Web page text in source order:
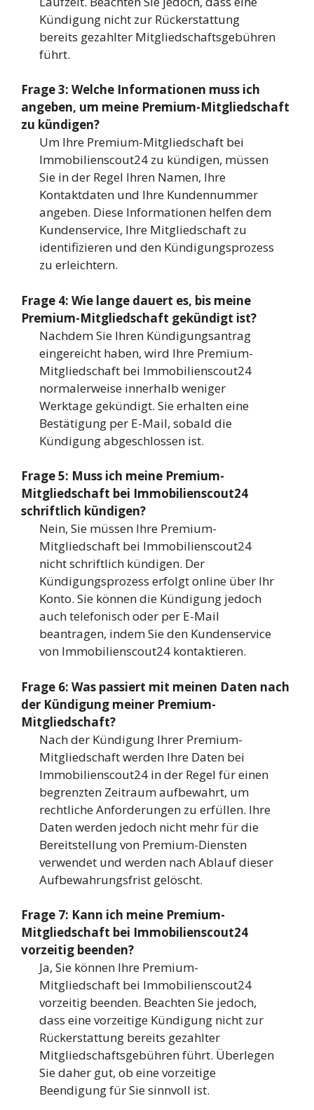
Kündigung nicht zur Rückerstattung
bereits gezahlter Mitgliedschaftsgebühren
führt.
Frage 3: Welche Informationen muss ich
angeben, um meine Premium-Mitgliedschaft
zu kündigen?
Um Ihre Premium-Mitgliedschaft bei
Immobilienscout24 zu kündigen, müssen
Sie in der Regel Ihren Namen, Ihre
Kontaktdaten und Ihre Kundennummer
angeben. Diese Informationen helfen dem
Kundenservice, Ihre Mitgliedschaft zu
identifizieren und den Kündigungsprozess
zu erleichtern.
Frage 4: Wie lange dauert es, bis meine
Premium-Mitgliedschaft gekündigt ist?
Nachdem Sie Ihren Kündigungsantrag
eingereicht haben, wird Ihre Premium-
Mitgliedschaft bei Immobilienscout24
normalerweise innerhalb weniger
Werktage gekündigt. Sie erhalten eine
Bestätigung per E-Mail, sobald die
Kündigung abgeschlossen ist.
Frage 5: Muss ich meine Premium-
Mitgliedschaft bei Immobilienscout24
schriftlich kündigen?
Nein, Sie müssen Ihre Premium-
Mitgliedschaft bei Immobilienscout24
nicht schriftlich kündigen. Der
Kündigungsprozess erfolgt online über Ihr
Konto. Sie können die Kündigung jedoch
auch telefonisch oder per E-Mail
beantragen, indem Sie den Kundenservice
von Immobilienscout24 kontaktieren.
Frage 6: Was passiert mit meinen Daten nach
der Kündigung meiner Premium-
Mitgliedschaft?
Nach der Kündigung Ihrer Premium-
Mitgliedschaft werden Ihre Daten bei
Immobilienscout24 in der Regel für einen
begrenzten Zeitraum aufbewahrt, um
rechtliche Anforderungen zu erfüllen. Ihre
Daten werden jedoch nicht mehr für die
Bereitstellung von Premium-Diensten
verwendet und werden nach Ablauf dieser
Aufbewahrungsfrist gelöscht.
Frage 7: Kann ich meine Premium-
Mitgliedschaft bei Immobilienscout24
vorzeitig beenden?
Ja, Sie können Ihre Premium-
Mitgliedschaft bei Immobilienscout24
vorzeitig beenden. Beachten Sie jedoch,
dass eine vorzeitige Kündigung nicht zur
Rückerstattung bereits gezahlter
Mitgliedschaftsgebühren führt. Überlegen
Sie daher gut, ob eine vorzeitige
Beendigung für Sie sinnvoll ist.